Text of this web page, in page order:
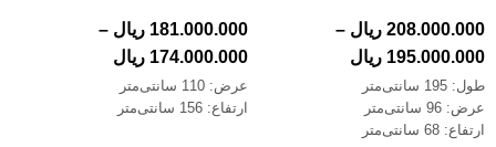
208.000.000 ریال –
195.000.000 ریال
طول: 195 سانتی‌متر
عرض: 96 سانتی‌متر
ارتفاع: 68 سانتی‌متر
181.000.000 ریال –
174.000.000 ریال
عرض: 110 سانتی‌متر
ارتفاع: 156 سانتی‌متر